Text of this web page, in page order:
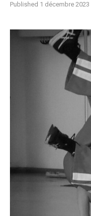
Published 1 décembre 2023